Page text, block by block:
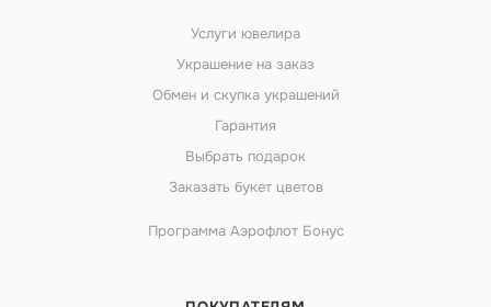
Услуги ювелира
Украшение на заказ
Обмен и скупка украшений
Гарантия
Выбрать подарок
Заказать букет цветов
Программа Аэрофлот Бонус